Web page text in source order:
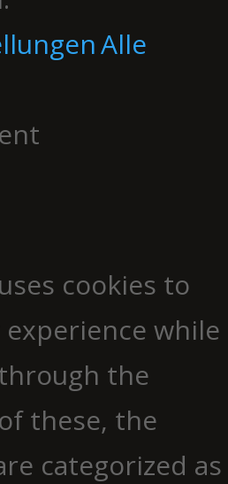
Alle
cookies to
while
the
these, the
categorized as